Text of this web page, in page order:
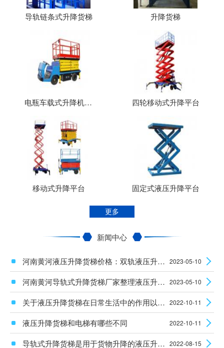
导轨链条式升降货梯 升降货梯
电瓶车载式升降机（平台） 四轮移动式升降平台
移动式升降平台 固定式液压升降平台
更多
新闻中心
河南黄河液压升降货梯价格：双轨液压升降平台使用时安全性怎么样？ 2023-05-10
河南黄河导轨式升降货梯厂家整理液压升降设备电机的维护知识 2023-05-10
关于液压升降货梯在日常生活中的作用以及安装使用须知 2022-10-11
液压升降货梯和电梯有哪些不同 2022-10-11
导轨式升降货梯是用于货物升降的液压升降机械设备 2022-08-15